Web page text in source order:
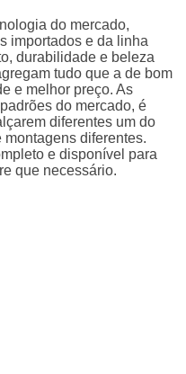
do mercado,
importados e da linha
durabilidade e beleza
tudo que a de bom
e melhor preço. As
do mercado, é
diferentes um do
diferentes.
e disponível para
que necessário.